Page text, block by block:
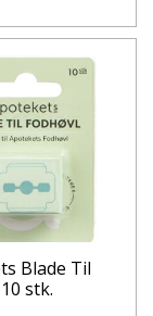
Blade Til
stk.